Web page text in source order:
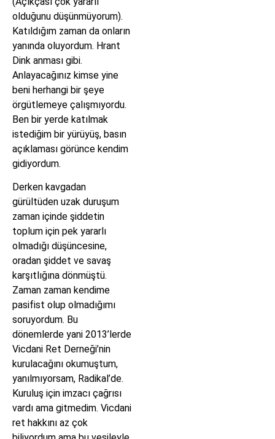
olduğunu düşünmüyorum).
Katıldığım zaman da onların
yanında oluyordum. Hrant
Dink anması gibi.
Anlayacağınız kimse yine
beni herhangi bir şeye
örgütlemeye çalışmıyordu.
Ben bir yerde katılmak
istediğim bir yürüyüş, basın
açıklaması görünce kendim
gidiyordum.
Derken kavgadan
gürültüden uzak duruşum
zaman içinde şiddetin
toplum için pek yararlı
olmadığı düşüncesine,
oradan şiddet ve savaş
karşıtlığına dönmüştü.
Zaman zaman kendime
pasifist olup olmadığımı
soruyordum. Bu
dönemlerde yani 2013’lerde
Vicdani Ret Derneği’nin
kurulacağını okumuştum,
yanılmıyorsam, Radikal’de.
Kuruluş için imzacı çağrısı
vardı ama gitmedim. Vicdani
ret hakkını az çok